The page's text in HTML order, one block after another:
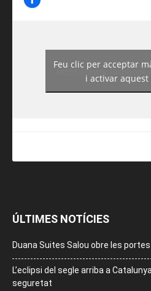
https://
Feu clic per acceptar
i activar
ÚLTIMES NOTÍCIES
Duana Suites Salou obre les portes
L’eclipsi del segle arriba a
seguretat